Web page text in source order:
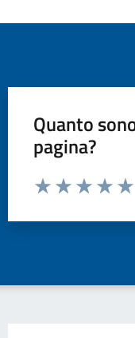
Quanto
pagina?
Valuta da 1 a 5 stelle